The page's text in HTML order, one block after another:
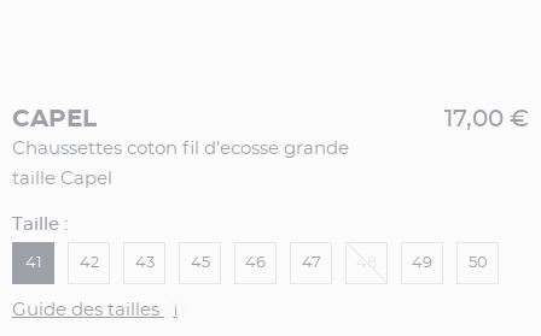
CAPEL
Chaussettes coton fil d'ecosse grande
taille Capel
17,00 €
Taille :
41 42 43 45 46 47 49 50
Guide des tailles i